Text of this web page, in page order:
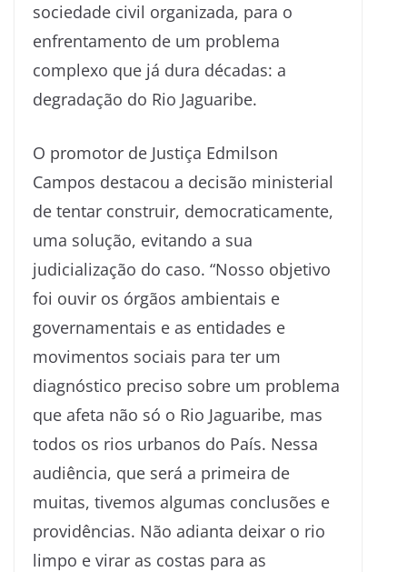
sociedade civil organizada, para o
enfrentamento de um problema
complexo que já dura décadas: a
degradação do Rio Jaguaribe.
O promotor de Justiça Edmilson
Campos destacou a decisão ministerial
de tentar construir, democraticamente,
uma solução, evitando a sua
judicialização do caso. “Nosso objetivo
foi ouvir os órgãos ambientais e
governamentais e as entidades e
movimentos sociais para ter um
diagnóstico preciso sobre um problema
que afeta não só o Rio Jaguaribe, mas
todos os rios urbanos do País. Nessa
audiência, que será a primeira de
muitas, tivemos algumas conclusões e
providências. Não adianta deixar o rio
limpo e virar as costas para as